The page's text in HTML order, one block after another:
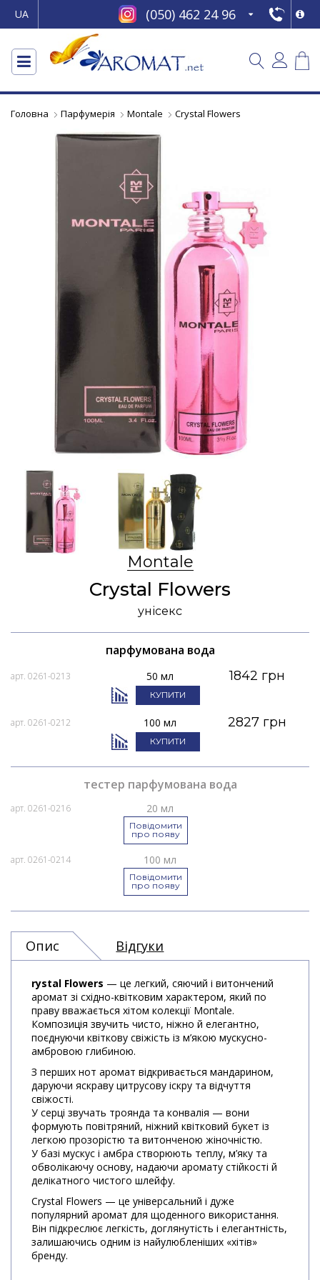
UA (050) 462 24 96
Головна Парфумерія Montale Crystal Flowers
Montale
Crystal Flowers
унісекс
парфумована вода
арт. 0261-0213 50 мл 1842 грн
КУПИТИ
арт. 0261-0212 100 мл 2827 грн
КУПИТИ
тестер парфумована вода
арт. 0261-0216 20 мл
Повідомити
про появу
арт. 0261-0214 100 мл
Повідомити
про появу
Опис Відгуки
rystal Flowers — це легкий, сяючий і витончений
аромат зі східно-квітковим характером, який по
праву вважається хітом колекції Montale.
Композиція звучить чисто, ніжно й елегантно,
поєднуючи квіткову свіжість із м’якою мускусно-
амбровою глибиною.
З перших нот аромат відкривається мандарином,
даруючи яскраву цитрусову іскру та відчуття
свіжості.
У серці звучать троянда та конвалія — вони
формують повітряний, ніжний квітковий букет із
легкою прозорістю та витонченою жіночністю.
У базі мускус і амбра створюють теплу, м’яку та
обволікаючу основу, надаючи аромату стійкості й
делікатного чистого шлейфу.
Crystal Flowers — це універсальний і дуже
популярний аромат для щоденного використання.
Він підкреслює легкість, доглянутість і елегантність,
залишаючись одним із найулюбленіших «хітів»
бренду.